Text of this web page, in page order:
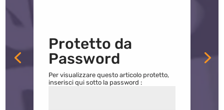
Protetto da
Password
Per visualizzare questo articolo protetto,
inserisci qui sotto la password :